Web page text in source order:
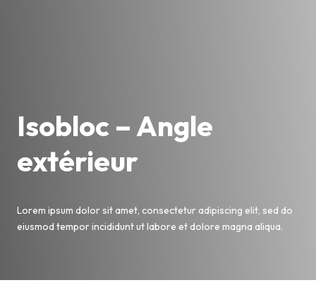
Isobloc – Angle
extérieur
Lorem ipsum dolor sit amet, consectetur adipiscing elit, sed do
eiusmod tempor incididunt ut labore et dolore magna aliqua.